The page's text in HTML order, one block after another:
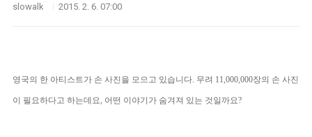
slowalk 2015. 2. 6. 07:00
영국의 한 아티스트가 손 사진을 모으고 있습니다. 무려 11,000,000장의 손 사진
이 필요하다고 하는데요, 어떤 이야기가 숨겨져 있는 것일까요?